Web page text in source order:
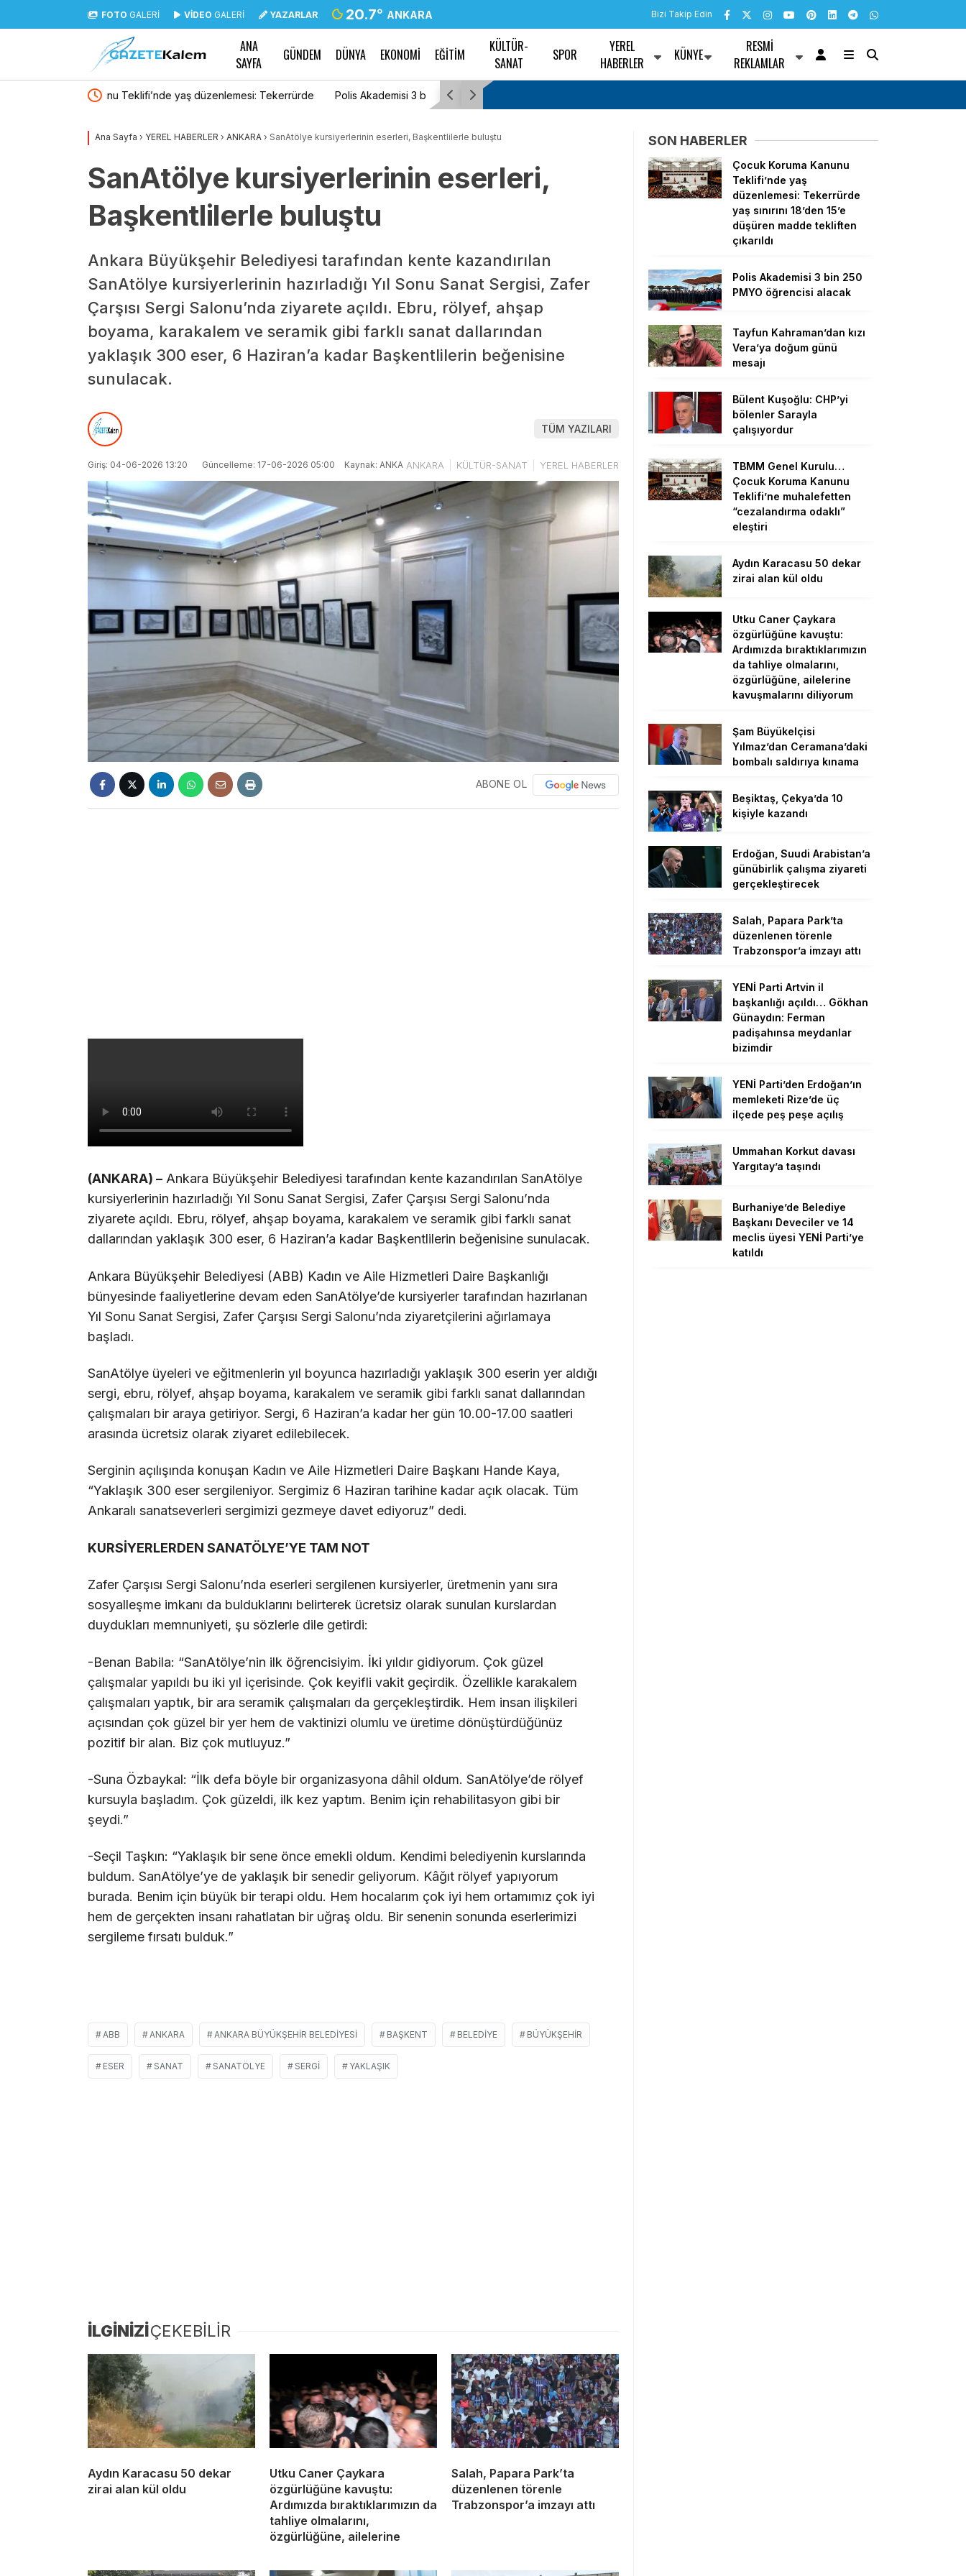
FOTO GALERİ VİDEO GALERİ YAZARLAR 20.7° ANKARA Bizi Takip Edin
ANA
SAYFA
GÜNDEM DÜNYA EKONOMİ EĞİTİM
KÜLTÜR-
SANAT
SPOR
YEREL
HABERLER
KÜNYE
RESMI
REKLAMLAR
Polis Akademisi 3 bin 250 PMYO öğrencisi alacak Tayfun Kahraman’dan kızı Vera’ya doğum günü mesajı
Ana Sayfa › YEREL HABERLER › ANKARA › SanAtölye kursiyerlerinin eserleri, Başkentlilerle buluştu
SanAtölye kursiyerlerinin eserleri,
Başkentlilerle buluştu
Ankara Büyükşehir Belediyesi tarafından kente kazandırılan
SanAtölye kursiyerlerinin hazırladığı Yıl Sonu Sanat Sergisi, Zafer
Çarşısı Sergi Salonu’nda ziyarete açıldı. Ebru, rölyef, ahşap
boyama, karakalem ve seramik gibi farklı sanat dallarından
yaklaşık 300 eser, 6 Haziran’a kadar Başkentlilerin beğenisine
sunulacak.
TÜM YAZILARI
Giriş: 04-06-2026 13:20 Güncelleme: 17-06-2026 05:00 Kaynak: ANKA ANKARA KÜLTÜR-SANAT YEREL HABERLER
ABONE OL
(ANKARA) – Ankara Büyükşehir Belediyesi tarafından kente kazandırılan SanAtölye
kursiyerlerinin hazırladığı Yıl Sonu Sanat Sergisi, Zafer Çarşısı Sergi Salonu’nda
ziyarete açıldı. Ebru, rölyef, ahşap boyama, karakalem ve seramik gibi farklı sanat
dallarından yaklaşık 300 eser, 6 Haziran’a kadar Başkentlilerin beğenisine sunulacak.
Ankara Büyükşehir Belediyesi (ABB) Kadın ve Aile Hizmetleri Daire Başkanlığı
bünyesinde faaliyetlerine devam eden SanAtölye’de kursiyerler tarafından hazırlanan
Yıl Sonu Sanat Sergisi, Zafer Çarşısı Sergi Salonu’nda ziyaretçilerini ağırlamaya
başladı.
SanAtölye üyeleri ve eğitmenlerin yıl boyunca hazırladığı yaklaşık 300 eserin yer aldığı
sergi, ebru, rölyef, ahşap boyama, karakalem ve seramik gibi farklı sanat dallarından
çalışmaları bir araya getiriyor. Sergi, 6 Haziran’a kadar her gün 10.00-17.00 saatleri
arasında ücretsiz olarak ziyaret edilebilecek.
Serginin açılışında konuşan Kadın ve Aile Hizmetleri Daire Başkanı Hande Kaya,
“Yaklaşık 300 eser sergileniyor. Sergimiz 6 Haziran tarihine kadar açık olacak. Tüm
Ankaralı sanatseverleri sergimizi gezmeye davet ediyoruz” dedi.
KURSİYERLERDEN SANATÖLYE’YE TAM NOT
Zafer Çarşısı Sergi Salonu’nda eserleri sergilenen kursiyerler, üretmenin yanı sıra
sosyalleşme imkanı da bulduklarını belirterek ücretsiz olarak sunulan kurslardan
duydukları memnuniyeti, şu sözlerle dile getirdi:
-Benan Babila: “SanAtölye’nin ilk öğrencisiyim. İki yıldır gidiyorum. Çok güzel
çalışmalar yapıldı bu iki yıl içerisinde. Çok keyifli vakit geçirdik. Özellikle karakalem
çalışmaları yaptık, bir ara seramik çalışmaları da gerçekleştirdik. Hem insan ilişkileri
açısından çok güzel bir yer hem de vaktinizi olumlu ve üretime dönüştürdüğünüz
pozitif bir alan. Biz çok mutluyuz.”
-Suna Özbaykal: “İlk defa böyle bir organizasyona dâhil oldum. SanAtölye’de rölyef
kursuyla başladım. Çok güzeldi, ilk kez yaptım. Benim için rehabilitasyon gibi bir
şeydi.”
-Seçil Taşkın: “Yaklaşık bir sene önce emekli oldum. Kendimi belediyenin kurslarında
buldum. SanAtölye’ye de yaklaşık bir senedir geliyorum. Kâğıt rölyef yapıyorum
burada. Benim için büyük bir terapi oldu. Hem hocalarım çok iyi hem ortamımız çok iyi
hem de gerçekten insanı rahatlatan bir uğraş oldu. Bir senenin sonunda eserlerimizi
sergileme fırsatı bulduk.”
ABB ANKARA ANKARA BÜYÜKŞEHIR BELEDIYESI BAŞKENT BELEDIYE BÜYÜKŞEHIR
ESER SANAT SANATÖLYE SERGI YAKLAŞIK
İLGİNİZİÇEKEBİLİR
Aydın Karacasu 50 dekar
zirai alan kül oldu
Utku Caner Çaykara
özgürlüğüne kavuştu:
Ardımızda bıraktıklarımızın da
tahliye olmalarını,
özgürlüğüne, ailelerine
Salah, Papara Park’ta
düzenlenen törenle
Trabzonspor’a imzayı attı
SON HABERLER
Çocuk Koruma Kanunu
Teklifi’nde yaş
düzenlemesi: Tekerrürde
yaş sınırını 18’den 15’e
düşüren madde tekliften
çıkarıldı
Polis Akademisi 3 bin 250
PMYO öğrencisi alacak
Tayfun Kahraman’dan kızı
Vera’ya doğum günü
mesajı
Bülent Kuşoğlu: CHP’yi
bölenler Sarayla
çalışıyordur
TBMM Genel Kurulu…
Çocuk Koruma Kanunu
Teklifi’ne muhalefetten
“cezalandırma odaklı”
eleştiri
Aydın Karacasu 50 dekar
zirai alan kül oldu
Utku Caner Çaykara
özgürlüğüne kavuştu:
Ardımızda bıraktıklarımızın
da tahliye olmalarını,
özgürlüğüne, ailelerine
kavuşmalarını diliyorum
Şam Büyükelçisi
Yılmaz’dan Ceramana’daki
bombalı saldırıya kınama
Beşiktaş, Çekya’da 10
kişiyle kazandı
Erdoğan, Suudi Arabistan’a
günübirlik çalışma ziyareti
gerçekleştirecek
Salah, Papara Park’ta
düzenlenen törenle
Trabzonspor’a imzayı attı
YENİ Parti Artvin il
başkanlığı açıldı… Gökhan
Günaydın: Ferman
padişahınsa meydanlar
bizimdir
YENİ Parti’den Erdoğan’ın
memleketi Rize’de üç
ilçede peş peşe açılış
Ummahan Korkut davası
Yargıtay’a taşındı
Burhaniye’de Belediye
Başkanı Deveciler ve 14
meclis üyesi YENİ Parti’ye
katıldı